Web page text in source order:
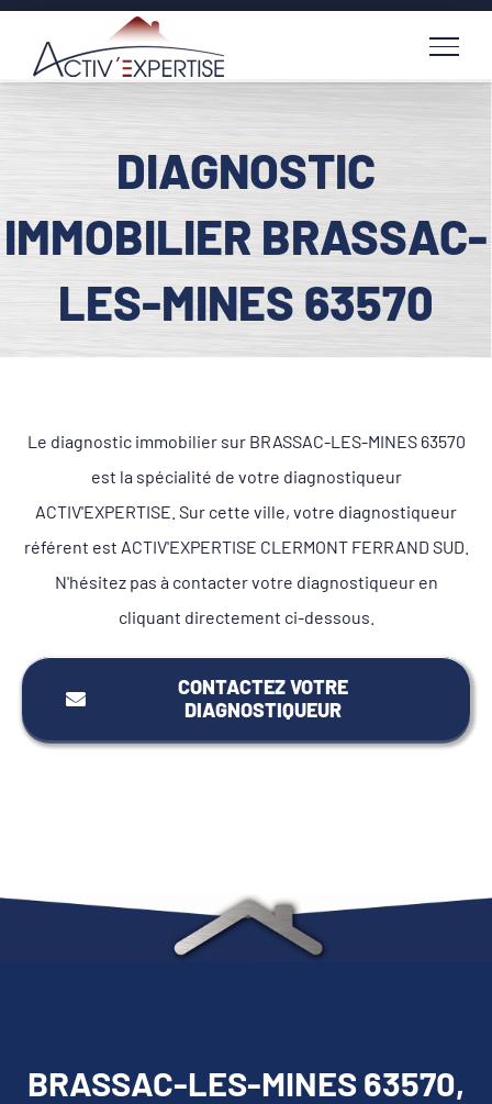
Passer
contenu
DIAGNOSTIC
IMMOBILIER BRASSAC-
LES-MINES 63570
Le diagnostic immobilier sur BRASSAC-LES-MINES 63570
est la spécialité de votre diagnostiqueur
ACTIV'EXPERTISE. Sur cette ville, votre diagnostiqueur
référent est ACTIV'EXPERTISE CLERMONT FERRAND SUD.
N'hésitez pas à contacter votre diagnostiqueur en
cliquant directement ci-dessous.
CONTACTEZ VOTRE
DIAGNOSTIQUEUR
BRASSAC-LES-MINES 63570,